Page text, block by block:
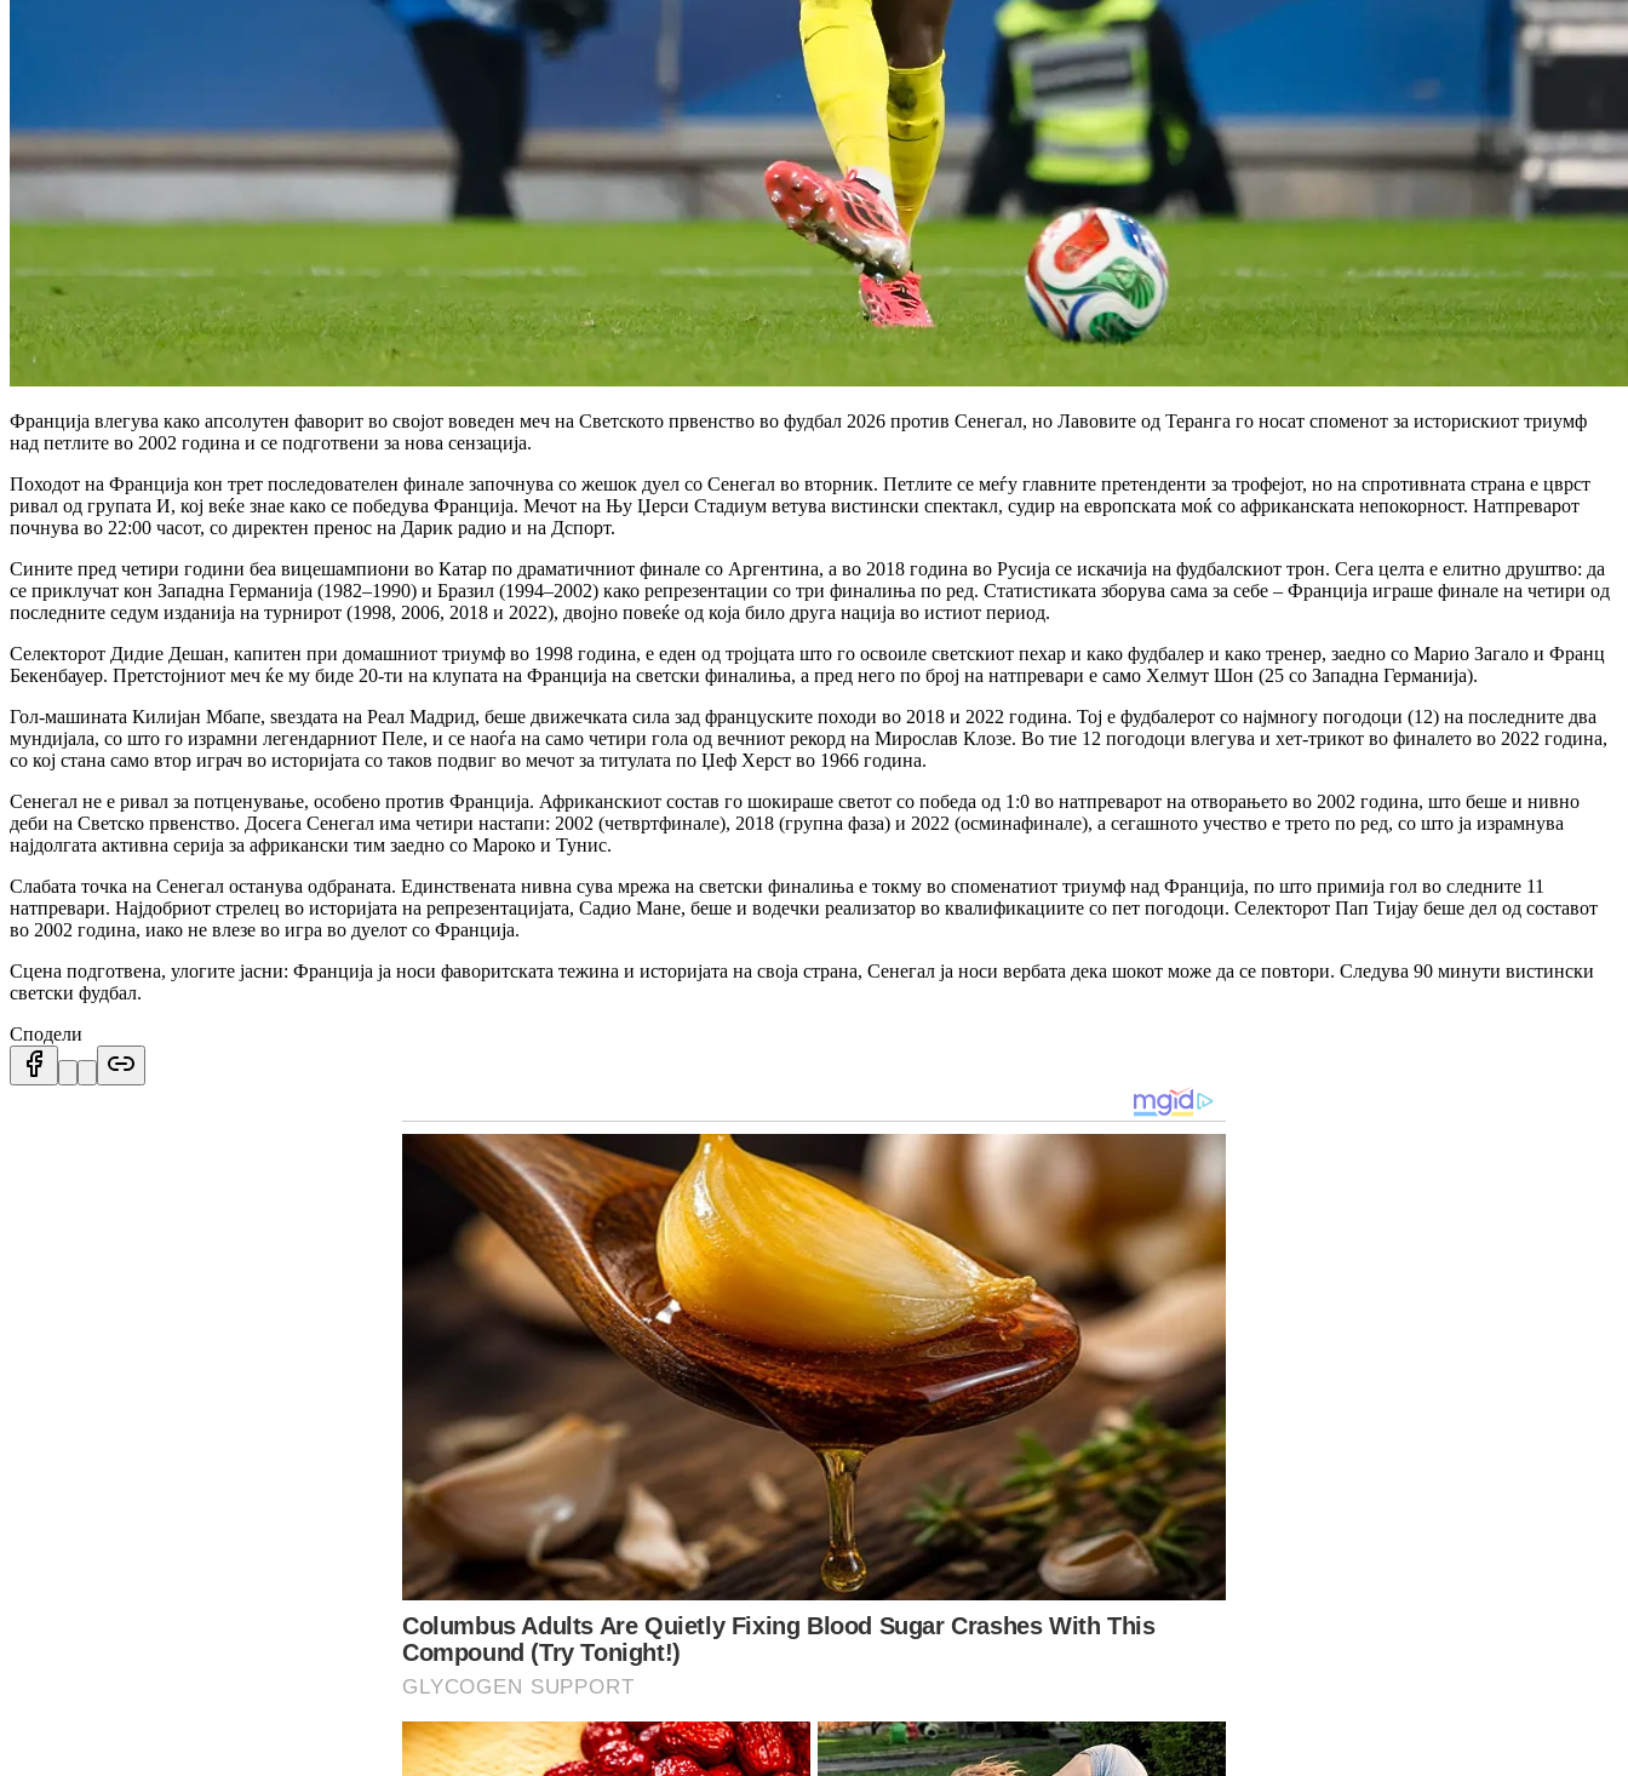
Франција влегува како апсолутен фаворит во својот воведен меч на Светското првенство во фудбал 2026 против Сенегал, но Лавовите од Теранга го носат споменот за историскиот триумф
над петлите во 2002 година и се подготвени за нова сензација.
Походот на Франција кон трет последователен финалe започнува со жешок дуел со Сенегал во вторник. Петлите се меѓу главните претенденти за трофејот, но на спротивната страна е цврст
ривал од групата И, кој веќе знае како се победува Франција. Мечот на Њу Џерси Стадиум ветува вистински спектакл, судир на европската моќ со африканската непокорност. Натпреварот
почнува во 22:00 часот, со директен пренос на Дарик радио и на Дспорт.
Сините пред четири години беа вицешампиони во Катар по драматичниот финалe со Аргентина, а во 2018 година во Русија се искачија на фудбалскиот трон. Сега целта е елитно друштво: да
се приклучат кон Западна Германија (1982–1990) и Бразил (1994–2002) како репрезентации со три финалиња по ред. Статистиката зборува сама за себе – Франција играше финале на четири од
последните седум изданија на турнирот (1998, 2006, 2018 и 2022), двојно повеќе од која било друга нација во истиот период.
Селекторот Дидие Дешан, капитен при домашниот триумф во 1998 година, е еден од тројцата што го освоиле светскиот пехар и како фудбалер и како тренер, заедно со Марио Загало и Франц
Бекенбауер. Претстојниот меч ќе му биде 20-ти на клупата на Франција на светски финалиња, а пред него по број на натпревари е само Хелмут Шон (25 со Западна Германија).
Гол-машината Килијан Мбапе, ѕвездата на Реал Мадрид, беше движечката сила зад француските походи во 2018 и 2022 година. Тој е фудбалерот со најмногу погодоци (12) на последните два
мундијала, со што го израмни легендарниот Пеле, и се наоѓа на само четири гола од вечниот рекорд на Мирослав Клозе. Во тие 12 погодоци влегува и хет-трикот во финалето во 2022 година,
со кој стана само втор играч во историјата со таков подвиг во мечот за титулата по Џеф Херст во 1966 година.
Сенегал не е ривал за потценување, особено против Франција. Африканскиот состав го шокираше светот со победа од 1:0 во натпреварот на отворањето во 2002 година, што беше и нивно
деби на Светско првенство. Досега Сенегал има четири настапи: 2002 (четвртфинале), 2018 (групна фаза) и 2022 (осминафинале), а сегашното учество е трето по ред, со што ја израмнува
најдолгата активна серија за африкански тим заедно со Мароко и Тунис.
Слабата точка на Сенегал останува одбраната. Единствената нивна сува мрежа на светски финалиња е токму во споменатиот триумф над Франција, по што примија гол во следните 11
натпревари. Најдобриот стрелец во историјата на репрезентацијата, Садио Мане, беше и водечки реализатор во квалификациите со пет погодоци. Селекторот Пап Тијау беше дел од составот
во 2002 година, иако не влезе во игра во дуелот со Франција.
Сцена подготвена, улогите јасни: Франција ја носи фаворитската тежина и историјата на своја страна, Сенегал ја носи вербата дека шокот може да се повтори. Следува 90 минути вистински
светски фудбал.
Сподели